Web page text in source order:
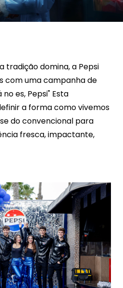
tradição domina, a Pepsi
com uma campanha de
es, Pepsi" Esta
a forma como vivemos
do convencional para
fresca, impactante,